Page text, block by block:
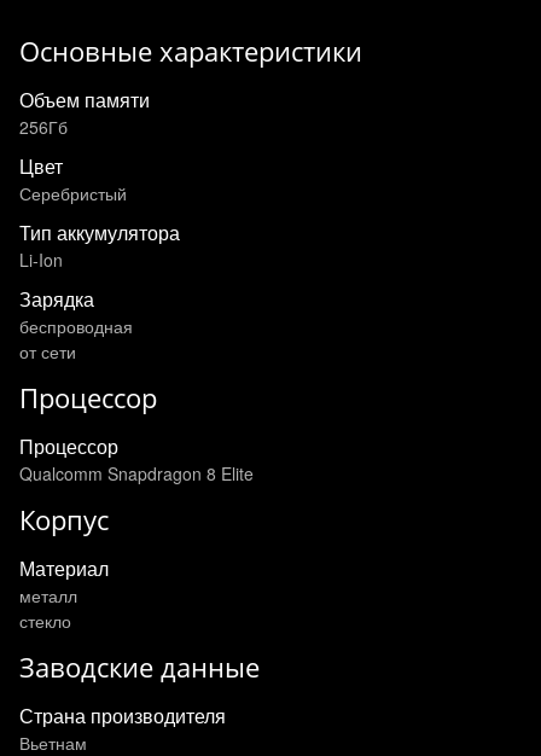
Основные характеристики
Объем памяти
256Гб
Цвет
Серебристый
Тип аккумулятора
Li-Ion
Зарядка
беспроводная
от сети
Процессор
Процессор
Qualcomm Snapdragon 8 Elite
Корпус
Материал
металл
стекло
Заводские данные
Страна производителя
Вьетнам